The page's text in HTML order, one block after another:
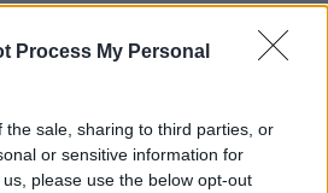
Process My Personal
the sale, sharing to third parties, or
or sensitive information for
please use the below opt-out